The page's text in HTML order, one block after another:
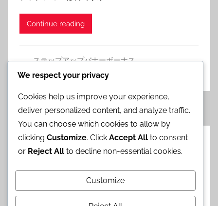
Continue reading
ステップアップバナーボーナス
Leave a comment
Posts
pagination
«Previous
Posts
1 2 3 4 5
Next
Posts
»
カテゴリ
クロノクリスタルキャンペーン
ステップアップバナーボーナス
We respect your privacy
Cookies help us improve your experience,
deliver personalized content, and analyze traffic.
You can choose which cookies to allow by
clicking Customize. Click Accept All to consent
or Reject All to decline non-essential cookies.
Customize